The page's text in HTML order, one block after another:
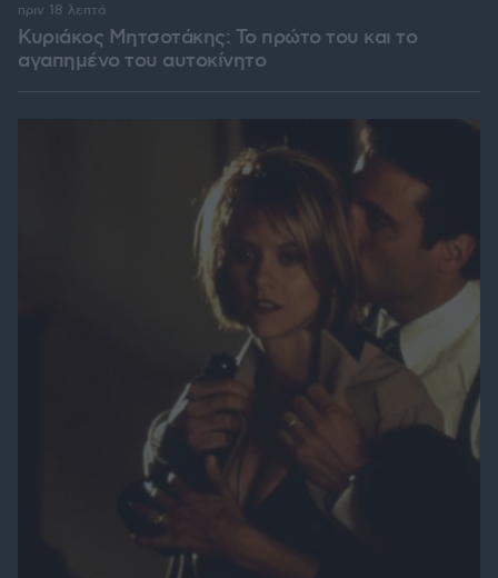
Κυριάκος Μητσοτάκης: Το πρώτο του και το
αγαπημένο του αυτοκίνητο
πριν 18 λεπτά